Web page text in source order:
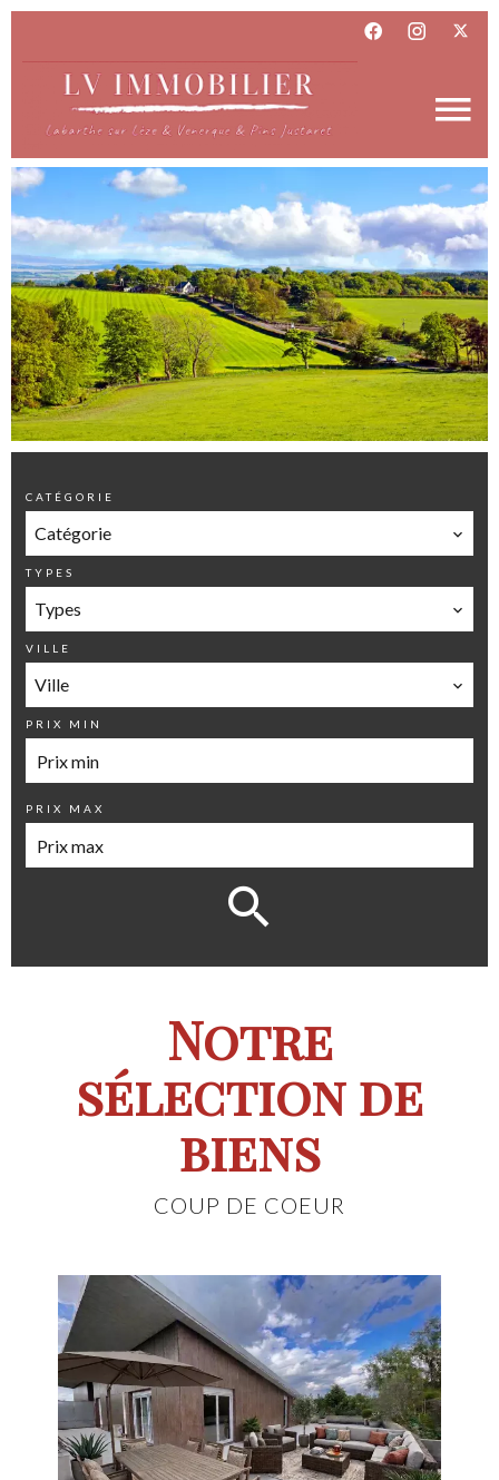
CATÉGORIE
Catégorie
TYPES
Types
VILLE
Ville
PRIX MIN
PRIX MAX
Notre
sélection de
biens
COUP DE COEUR